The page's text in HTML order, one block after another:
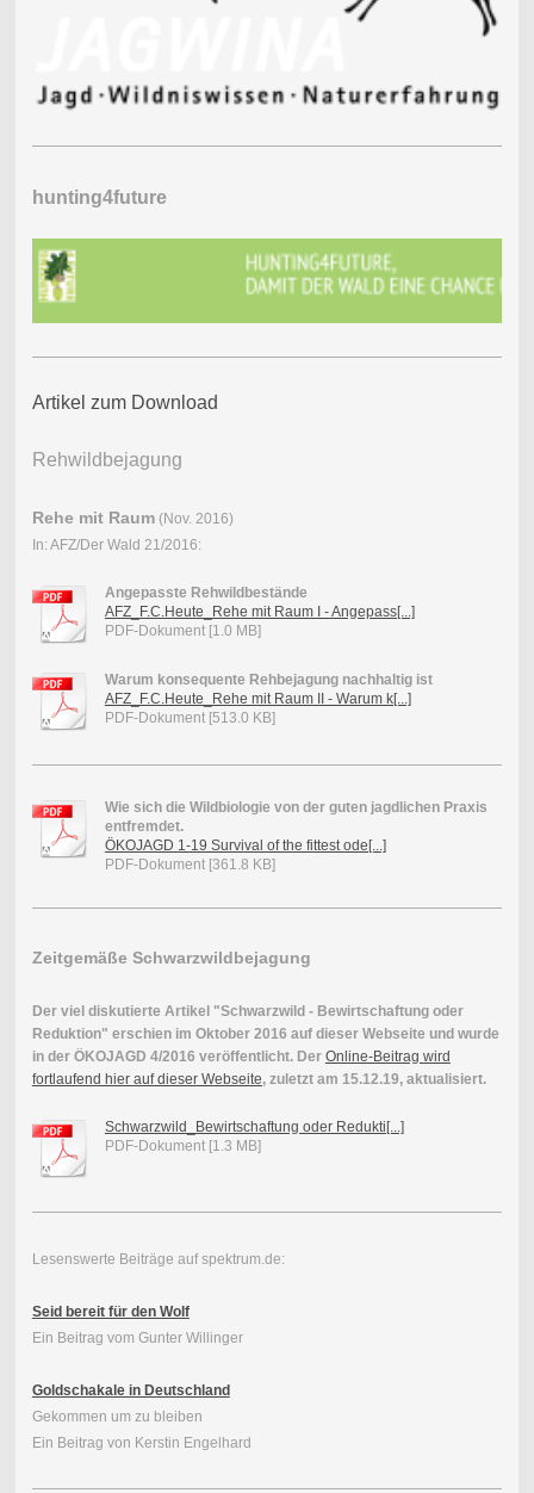
hunting4future
Artikel zum Download
Rehwildbejagung
Rehe mit Raum (Nov. 2016)
In: AFZ/Der Wald 21/2016:
Angepasste Rehwildbestände
AFZ_F.C.Heute_Rehe mit Raum I - Angepass[...]
PDF-Dokument [1.0 MB]
Warum konsequente Rehbejagung nachhaltig ist
AFZ_F.C.Heute_Rehe mit Raum II - Warum k[...]
PDF-Dokument [513.0 KB]
Wie sich die Wildbiologie von der guten jagdlichen Praxis
entfremdet.
ÖKOJAGD 1-19 Survival of the fittest ode[...]
PDF-Dokument [361.8 KB]
Zeitgemäße Schwarzwildbejagung
Der viel diskutierte Artikel "Schwarzwild - Bewirtschaftung oder
Reduktion" erschien im Oktober 2016 auf dieser Webseite und wurde
in der ÖKOJAGD 4/2016 veröffentlicht. Der Online-Beitrag wird
fortlaufend hier auf dieser Webseite, zuletzt am 15.12.19, aktualisiert.
Schwarzwild_Bewirtschaftung oder Redukti[...]
PDF-Dokument [1.3 MB]
Lesenswerte Beiträge auf spektrum.de:
Seid bereit für den Wolf
Ein Beitrag vom Gunter Willinger
Goldschakale in Deutschland
Gekommen um zu bleiben
Ein Beitrag von Kerstin Engelhard